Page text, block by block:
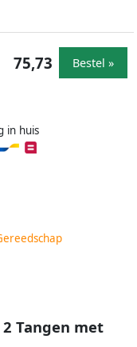
in huis
75,73 Bestel »
Tangen met